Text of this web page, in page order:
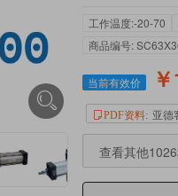
工作温度:-20-70
商品编号:
当前有效价
PDF资料: 亚德
查看其他